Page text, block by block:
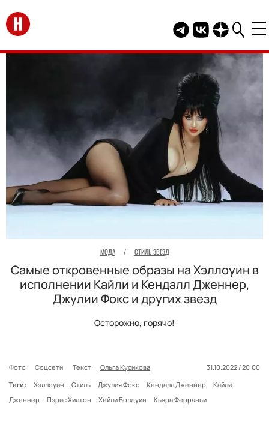
Перейти на главную
Telegram канал
Группа HELLO
Канал
МОДА / СТИЛЬ ЗВЕЗД
Самые откровенные образы на Хэллоуин в
исполнении Кайли и Кендалл Дженнер,
Джулии Фокс и других звезд
Осторожно, горячо!
Фото: Соцсети Текст: Ольга Кусикова
31.10.2022 / 20:00
Теги:
Хэллоуин Стиль Джулия Фокс Кендалл Дженнер
Кайли
Дженнер
Пэрис Хилтон Хейли Болдуин Кьяра Ферраньи